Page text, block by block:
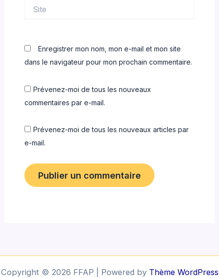
Enregistrer mon nom, mon e-mail et mon site
dans le navigateur pour mon prochain commentaire.
Prévenez-moi de tous les nouveaux
commentaires par e-mail.
Prévenez-moi de tous les nouveaux articles par
e-mail.
Copyright © 2026 FFAP | Powered by Thème WordPress